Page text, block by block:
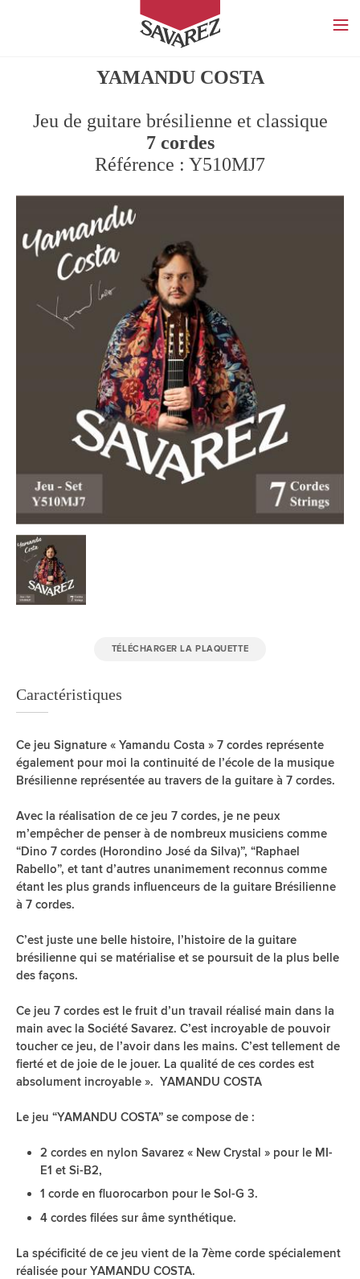
SAVAREZ
YAMANDU COSTA
Jeu de guitare brésilienne et classique
7 cordes
Référence : Y510MJ7
TÉLÉCHARGER LA PLAQUETTE
Caractéristiques
Ce jeu Signature « Yamandu Costa » 7 cordes représente
également pour moi la continuité de l’école de la musique
Brésilienne représentée au travers de la guitare à 7 cordes.
Avec la réalisation de ce jeu 7 cordes, je ne peux
m’empêcher de penser à de nombreux musiciens comme
“Dino 7 cordes (Horondino José da Silva)”, “Raphael
Rabello”, et tant d’autres unanimement reconnus comme
étant les plus grands influenceurs de la guitare Brésilienne
à 7 cordes.
C’est juste une belle histoire, l’histoire de la guitare
brésilienne qui se matérialise et se poursuit de la plus belle
des façons.
Ce jeu 7 cordes est le fruit d’un travail réalisé main dans la
main avec la Société Savarez. C’est incroyable de pouvoir
toucher ce jeu, de l’avoir dans les mains. C’est tellement de
fierté et de joie de le jouer. La qualité de ces cordes est
absolument incroyable ». YAMANDU COSTA
Le jeu “YAMANDU COSTA” se compose de :
2 cordes en nylon Savarez « New Crystal » pour le MI-
E1 et Si-B2,
1 corde en fluorocarbon pour le Sol-G 3.
4 cordes filées sur âme synthétique.
La spécificité de ce jeu vient de la 7ème corde spécialement
réalisée pour YAMANDU COSTA.